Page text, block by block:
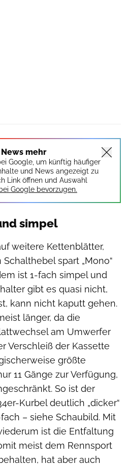
mehr
Google, um künftig häufiger
und News angezeigt zu
Link öffnen und Auswahl
Google bevorzugen.
simpel
weitere Kettenblätter,
spart „Mono“
ist 1-fach simpel und
gibt es quasi nicht,
kann nicht kaputt gehen.
länger, da die
am Umwerfer
Verschleiß der Kassette
größte
11 Gänge zur Verfügung,
So ist der
Kurbel deutlich „dicker“
– siehe Schaubild. Mit
ist die Entfaltung
meist dem Rennsport
hat aber auch